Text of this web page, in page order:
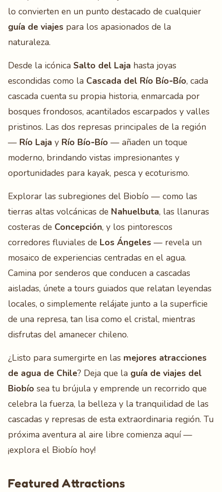
lo convierten en un punto destacado de cualquier
guía de viajes para los apasionados de la
naturaleza.
Desde la icónica Salto del Laja hasta joyas
escondidas como la Cascada del Río Bío‑Bío, cada
cascada cuenta su propia historia, enmarcada por
bosques frondosos, acantilados escarpados y valles
pristinos. Las dos represas principales de la región
— Río Laja y Río Bío‑Bío — añaden un toque
moderno, brindando vistas impresionantes y
oportunidades para kayak, pesca y ecoturismo.
Explorar las subregiones del Biobío — como las
tierras altas volcánicas de Nahuelbuta, las llanuras
costeras de Concepción, y los pintorescos
corredores fluviales de Los Ángeles — revela un
mosaico de experiencias centradas en el agua.
Camina por senderos que conducen a cascadas
aisladas, únete a tours guiados que relatan leyendas
locales, o simplemente relájate junto a la superficie
de una represa, tan lisa como el cristal, mientras
disfrutas del amanecer chileno.
¿Listo para sumergirte en las mejores atracciones
de agua de Chile? Deja que la guía de viajes del
Biobío sea tu brújula y emprende un recorrido que
celebra la fuerza, la belleza y la tranquilidad de las
cascadas y represas de esta extraordinaria región. Tu
próxima aventura al aire libre comienza aquí —
¡explora el Biobío hoy!
Featured Attractions